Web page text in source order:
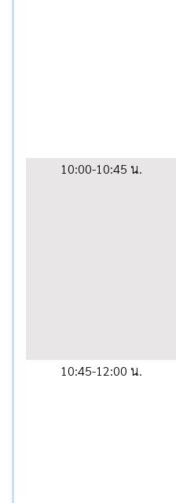
10:00-10:45 น.
10:45-12:00 น.